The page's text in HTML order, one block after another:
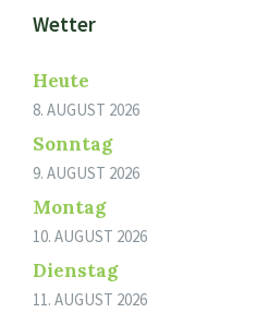
Wetter
Heute
8. AUGUST 2026
Sonntag
9. AUGUST 2026
Montag
10. AUGUST 2026
Dienstag
11. AUGUST 2026